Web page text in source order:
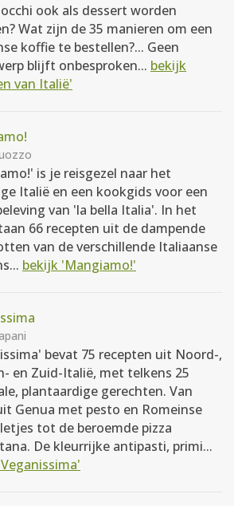
ook als dessert worden
Wat zijn de 35 manieren om een
koffie te bestellen?... Geen
blijft onbesproken... bekijk
van Italië'
is je reisgezel naar het
Italië en een kookgids voor een
van 'la bella Italia'. In het
66 recepten uit de dampende
van de verschillende Italiaanse
bekijk 'Mangiamo!'
bevat 75 recepten uit Noord-,
en Zuid-Italië, met telkens 25
plantaardige gerechten. Van
Genua met pesto en Romeinse
tot de beroemde pizza
De kleurrijke antipasti, primi...